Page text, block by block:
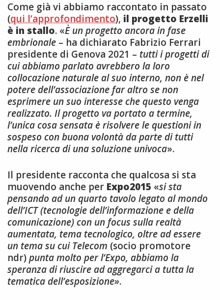
Come già vi abbiamo raccontato in passato
(qui l’approfondimento), il progetto Erzelli
è in stallo. «È un progetto ancora in fase
embrionale – ha dichiarato Fabrizio Ferrari
presidente di Genova 2021 – tutti i progetti di
cui abbiamo parlato avrebbero la loro
collocazione naturale al suo interno, non è nel
potere dell’associazione far altro se non
esprimere un suo interesse che questo venga
realizzato. Il progetto va portato a termine,
l’unica cosa sensata è risolvere le questioni in
sospeso con buona volontà da parte di tutti
nella ricerca di una soluzione univoca».
Il presidente racconta che qualcosa si sta
muovendo anche per Expo2015 «si sta
pensando ad un quarto tavolo legato al mondo
dell’ICT (tecnologie dell’informazione e della
comunicazione) con un focus sulla realtà
aumentata, tema tecnologico, oltre ad essere
un tema su cui Telecom (socio promotore
ndr)punta molto per l’Expo, abbiamo la
speranza di riuscire ad aggregarci a tutta la
tematica dell’esposizione».